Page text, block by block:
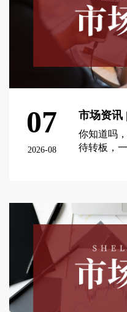
07
2026-08
市场资讯
你知道吗
待转板，